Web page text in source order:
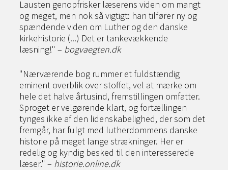
Lausten genopfrisker læserens viden om mangt
og meget, men nok så vigtigt: han tilfører ny og
spændende viden om Luther og den danske
kirkehistorie (...) Det er tankevækkende
læsning!" – bogvaegten.dk
"Nærværende bog rummer et fuldstændig
eminent overblik over stoffet, vel at mærke om
hele det halve årtusind, fremstillingen omfatter.
Sproget er velgørende klart, og fortællingen
tynges ikke af den lidenskabelighed, der som det
fremgår, har fulgt med lutherdommens danske
historie på meget lange strækninger. Her er
redelig og kyndig besked til den interesserede
læser." – historie.online.dk